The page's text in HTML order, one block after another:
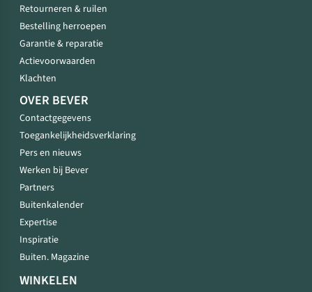
Retourneren & ruilen
Bestelling herroepen
Garantie & reparatie
Actievoorwaarden
Klachten
OVER BEVER
Contactgegevens
Toegankelijkheidsverklaring
Pers en nieuws
Werken bij Bever
Partners
Buitenkalender
Expertise
Inspiratie
Buiten. Magazine
WINKELEN